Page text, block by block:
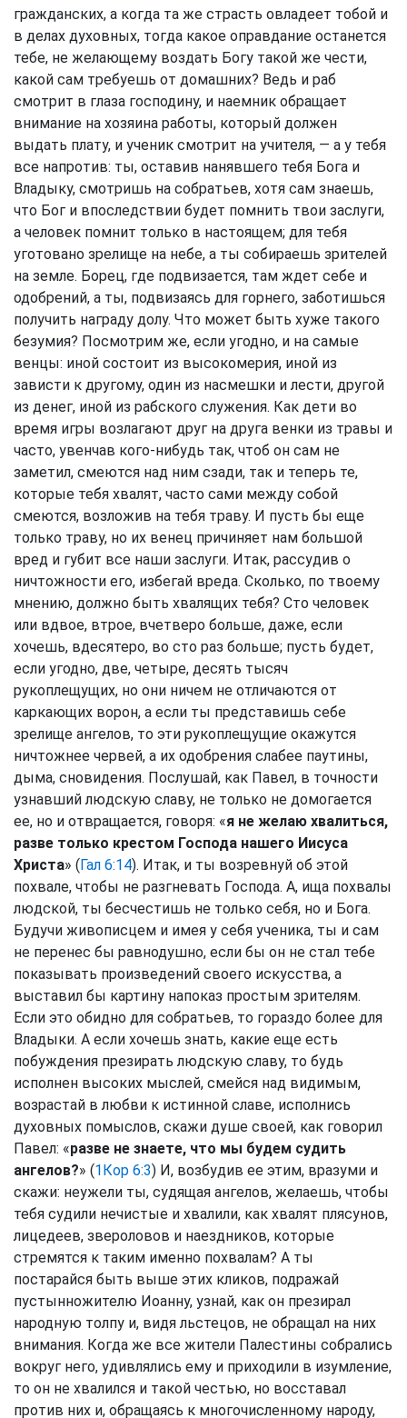
гражданских, а когда та же страсть овладеет тобой и
в делах духовных, тогда какое оправдание останется
тебе, не желающему воздать Богу такой же чести,
какой сам требуешь от домашних? Ведь и раб
смотрит в глаза господину, и наемник обращает
внимание на хозяина работы, который должен
выдать плату, и ученик смотрит на учителя, — а у тебя
все напротив: ты, оставив нанявшего тебя Бога и
Владыку, смотришь на собратьев, хотя сам знаешь,
что Бог и впоследствии будет помнить твои заслуги,
а человек помнит только в настоящем; для тебя
уготовано зрелище на небе, а ты собираешь зрителей
на земле. Борец, где подвизается, там ждет себе и
одобрений, а ты, подвизаясь для горнего, заботишься
получить награду долу. Что может быть хуже такого
безумия? Посмотрим же, если угодно, и на самые
венцы: иной состоит из высокомерия, иной из
зависти к другому, один из насмешки и лести, другой
из денег, иной из рабского служения. Как дети во
время игры возлагают друг на друга венки из травы и
часто, увенчав кого-нибудь так, чтоб он сам не
заметил, смеются над ним сзади, так и теперь те,
которые тебя хвалят, часто сами между собой
смеются, возложив на тебя траву. И пусть бы еще
только траву, но их венец причиняет нам большой
вред и губит все наши заслуги. Итак, рассудив о
ничтожности его, избегай вреда. Сколько, по твоему
мнению, должно быть хвалящих тебя? Сто человек
или вдвое, втрое, вчетверо больше, даже, если
хочешь, вдесятеро, во сто раз больше; пусть будет,
если угодно, две, четыре, десять тысяч
рукоплещущих, но они ничем не отличаются от
каркающих ворон, а если ты представишь себе
зрелище ангелов, то эти рукоплещущие окажутся
ничтожнее червей, а их одобрения слабее паутины,
дыма, сновидения. Послушай, как Павел, в точности
узнавший людскую славу, не только не домогается
ее, но и отвращается, говоря: «я не желаю хвалиться,
разве только крестом Господа нашего Иисуса
Христа» (Гал 6:14). Итак, и ты возревнуй об этой
похвале, чтобы не разгневать Господа. А, ища похвалы
людской, ты бесчестишь не только себя, но и Бога.
Будучи живописцем и имея у себя ученика, ты и сам
не перенес бы равнодушно, если бы он не стал тебе
показывать произведений своего искусства, а
выставил бы картину напоказ простым зрителям.
Если это обидно для собратьев, то гораздо более для
Владыки. А если хочешь знать, какие еще есть
побуждения презирать людскую славу, то будь
исполнен высоких мыслей, смейся над видимым,
возрастай в любви к истинной славе, исполнись
духовных помыслов, скажи душе своей, как говорил
Павел: «разве не знаете, что мы будем судить
ангелов?» (1Кор 6:3) И, возбудив ее этим, вразуми и
скажи: неужели ты, судящая ангелов, желаешь, чтобы
тебя судили нечистые и хвалили, как хвалят плясунов,
лицедеев, звероловов и наездников, которые
стремятся к таким именно похвалам? А ты
постарайся быть выше этих кликов, подражай
пустынножителю Иоанну, узнай, как он презирал
народную толпу и, видя льстецов, не обращал на них
внимания. Когда же все жители Палестины собрались
вокруг него, удивлялись ему и приходили в изумление,
то он не хвалился и такой честью, но восставал
против них и, обращаясь к многочисленному народу,